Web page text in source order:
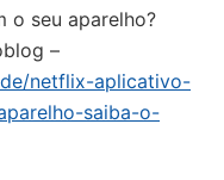
o seu aparelho?
–
netflix-aplicativo-
saiba-o-